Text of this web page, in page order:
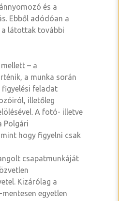
és a
Ebből adódóan a
a látottak további
– a
a munka során
figyelési feladat
illetőleg
A fotó- illetve
Polgári
hogy figyelni csak
csapatmunkáját
Kizárólag a
egyetlen